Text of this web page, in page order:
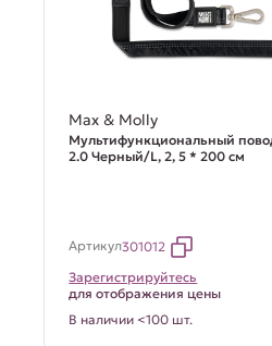
Max & Molly
Мультифункциональный
2.0 Черный/L, 2, 5 * 200 см
Артикул301012
Зарегистрируйтесь
для отображения цены
В наличии <100 шт.